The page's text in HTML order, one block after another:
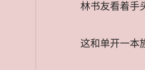
林书友看着手
这和单开一本